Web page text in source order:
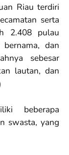
Riau terdiri
serta
2.408 pulau
dan
sebesar
lautan, dan
beberapa
swasta, yang